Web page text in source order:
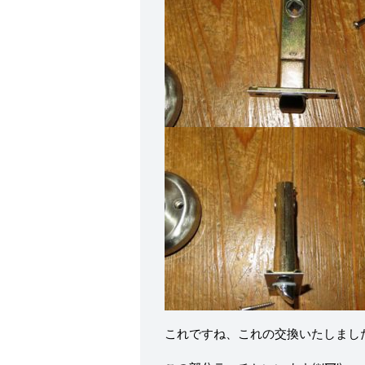
これですね、これの交換いたしまし